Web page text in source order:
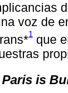
voz de
1 que
Paris is